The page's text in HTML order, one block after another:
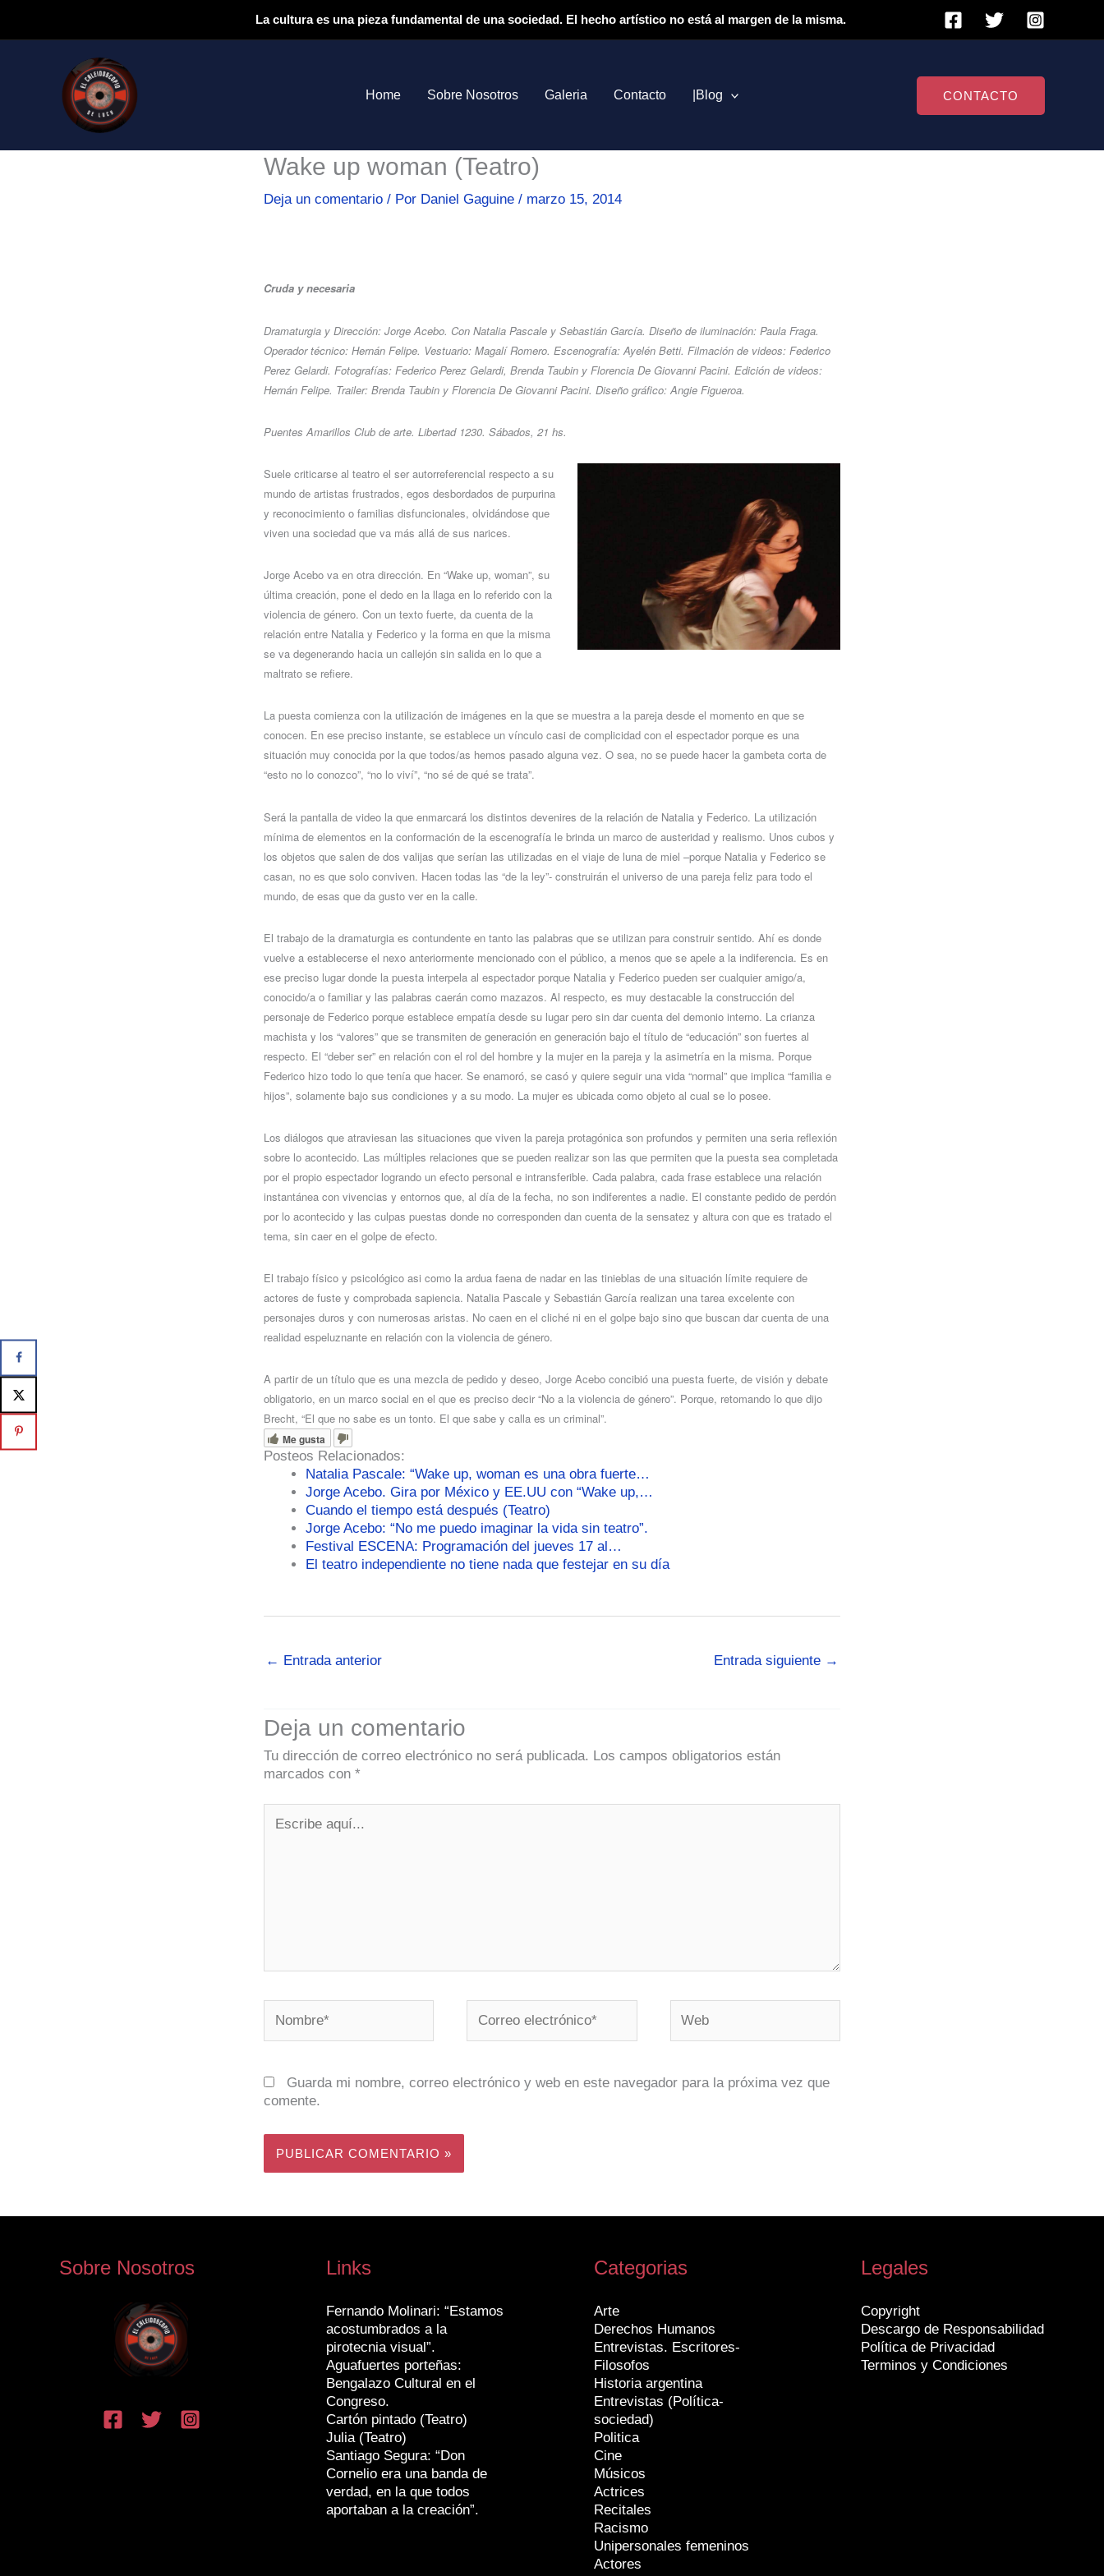
contenido
La cultura es una pieza fundamental de una sociedad. El hecho artístico no está al margen de la misma.
Home Sobre Nosotros Galeria Contacto |Blog CONTACTO
Wake up woman (Teatro)
Deja un comentario / Por Daniel Gaguine / marzo 15, 2014
Cruda y necesaria
Dramaturgia y Dirección: Jorge Acebo. Con Natalia Pascale y Sebastián García. Diseño de iluminación: Paula Fraga.
Operador técnico: Hernán Felipe. Vestuario: Magalí Romero. Escenografía: Ayelén Betti. Filmación de videos: Federico
Perez Gelardi. Fotografías: Federico Perez Gelardi, Brenda Taubin y Florencia De Giovanni Pacini. Edición de videos:
Hernán Felipe. Trailer: Brenda Taubin y Florencia De Giovanni Pacini. Diseño gráfico: Angie Figueroa.
Puentes Amarillos Club de arte. Libertad 1230. Sábados, 21 hs.
Suele criticarse al teatro el ser autorreferencial respecto a su
mundo de artistas frustrados, egos desbordados de purpurina
y reconocimiento o familias disfuncionales, olvidándose que
viven una sociedad que va más allá de sus narices.
Jorge Acebo va en otra dirección. En “Wake up, woman”, su
última creación, pone el dedo en la llaga en lo referido con la
violencia de género. Con un texto fuerte, da cuenta de la
relación entre Natalia y Federico y la forma en que la misma
se va degenerando hacia un callejón sin salida en lo que a
maltrato se refiere.
La puesta comienza con la utilización de imágenes en la que se muestra a la pareja desde el momento en que se
conocen. En ese preciso instante, se establece un vínculo casi de complicidad con el espectador porque es una
situación muy conocida por la que todos/as hemos pasado alguna vez. O sea, no se puede hacer la gambeta corta de
“esto no lo conozco”, “no lo viví”, “no sé de qué se trata”.
Será la pantalla de video la que enmarcará los distintos devenires de la relación de Natalia y Federico. La utilización
mínima de elementos en la conformación de la escenografía le brinda un marco de austeridad y realismo. Unos cubos y
los objetos que salen de dos valijas que serían las utilizadas en el viaje de luna de miel –porque Natalia y Federico se
casan, no es que solo conviven. Hacen todas las “de la ley”- construirán el universo de una pareja feliz para todo el
mundo, de esas que da gusto ver en la calle.
El trabajo de la dramaturgia es contundente en tanto las palabras que se utilizan para construir sentido. Ahí es donde
vuelve a establecerse el nexo anteriormente mencionado con el público, a menos que se apele a la indiferencia. Es en
ese preciso lugar donde la puesta interpela al espectador porque Natalia y Federico pueden ser cualquier amigo/a,
conocido/a o familiar y las palabras caerán como mazazos. Al respecto, es muy destacable la construcción del
personaje de Federico porque establece empatía desde su lugar pero sin dar cuenta del demonio interno. La crianza
machista y los “valores” que se transmiten de generación en generación bajo el título de “educación” son fuertes al
respecto. El “deber ser” en relación con el rol del hombre y la mujer en la pareja y la asimetría en la misma. Porque
Federico hizo todo lo que tenía que hacer. Se enamoró, se casó y quiere seguir una vida “normal” que implica “familia e
hijos”, solamente bajo sus condiciones y a su modo. La mujer es ubicada como objeto al cual se lo posee.
Los diálogos que atraviesan las situaciones que viven la pareja protagónica son profundos y permiten una seria reflexión
sobre lo acontecido. Las múltiples relaciones que se pueden realizar son las que permiten que la puesta sea completada
por el propio espectador logrando un efecto personal e intransferible. Cada palabra, cada frase establece una relación
instantánea con vivencias y entornos que, al día de la fecha, no son indiferentes a nadie. El constante pedido de perdón
por lo acontecido y las culpas puestas donde no corresponden dan cuenta de la sensatez y altura con que es tratado el
tema, sin caer en el golpe de efecto.
El trabajo físico y psicológico asi como la ardua faena de nadar en las tinieblas de una situación límite requiere de
actores de fuste y comprobada sapiencia. Natalia Pascale y Sebastián García realizan una tarea excelente con
personajes duros y con numerosas aristas. No caen en el cliché ni en el golpe bajo sino que buscan dar cuenta de una
realidad espeluznante en relación con la violencia de género.
A partir de un título que es una mezcla de pedido y deseo, Jorge Acebo concibió una puesta fuerte, de visión y debate
obligatorio, en un marco social en el que es preciso decir “No a la violencia de género”. Porque, retomando lo que dijo
Brecht, “El que no sabe es un tonto. El que sabe y calla es un criminal”.
Me gusta
Posteos Relacionados:
Natalia Pascale: “Wake up, woman es una obra fuerte…
Jorge Acebo. Gira por México y EE.UU con “Wake up,…
Cuando el tiempo está después (Teatro)
Jorge Acebo: “No me puedo imaginar la vida sin teatro”.
Festival ESCENA: Programación del jueves 17 al…
El teatro independiente no tiene nada que festejar en su día
← Entrada anterior Entrada siguiente →
Deja un comentario
Tu dirección de correo electrónico no será publicada. Los campos obligatorios están
marcados con *
aquí...
electrónico*
Guarda mi nombre, correo electrónico y web en este navegador para la próxima vez que
comente.
Sobre Nosotros Links
Fernando Molinari: “Estamos
acostumbrados a la
pirotecnia visual”.
Aguafuertes porteñas:
Bengalazo Cultural en el
Congreso.
Cartón pintado (Teatro)
Julia (Teatro)
Santiago Segura: “Don
Cornelio era una banda de
verdad, en la que todos
aportaban a la creación”.
Categorias
Arte
Derechos Humanos
Entrevistas. Escritores-
Filosofos
Historia argentina
Entrevistas (Política-
sociedad)
Politica
Cine
Músicos
Actrices
Recitales
Racismo
Unipersonales femeninos
Actores
Legales
Copyright
Descargo de Responsabilidad
Política de Privacidad
Terminos y Condiciones